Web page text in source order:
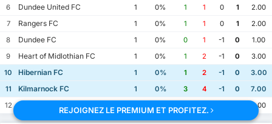
6
Dundee United FC 1 0% 1 1 0 1
2.00
7
Rangers FC 1 0% 1 1 0 1
2.00
8
Dundee FC 1 0% 0 1 -1 0
1.00
9
Heart of Midlothian FC 1 0% 1 2 -1 0
3.00
10
Hibernian FC 1 0% 1 2 -1 0
3.00
11
Kilmarnock FC 1 0% 3 4 -1 0
7.00
12 Falkirk FC 2.00
REJOIGNEZ LE PREMIUM ET PROFITEZ.